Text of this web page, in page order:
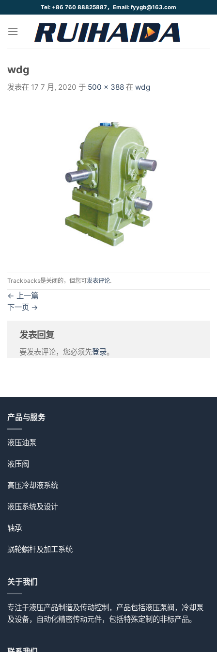
到
Tel: +86 760 88825887，Email: fyygb@163.com
wdg
发表在 17 7 月, 2020 于 500 × 388 在 wdg
Trackbacks是关闭的，但您可发表评论.
←
上一篇
下一页 →
发表回复
要发表评论，您必须先登录。
产品与服务
液压油泵
液压阀
高压冷却液系统
液压系统及设计
轴承
蜗轮蜗杆及加工系统
关于我们
专注于液压产品制造及传动控制，产品包括液压泵阀，冷却泵
及设备，自动化精密传动元件，包括特殊定制的非标产品。